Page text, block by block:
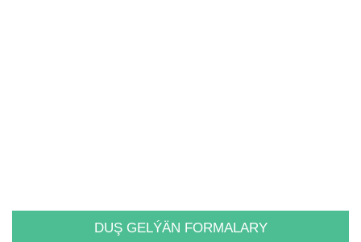
DUŞ GELÝÄN FORMALARY